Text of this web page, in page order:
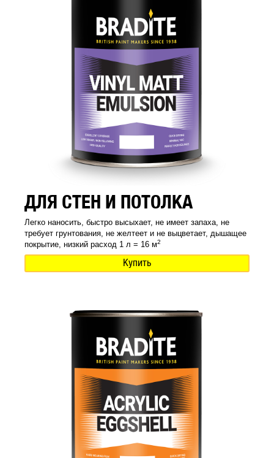
ДЛЯ СТЕН И ПОТОЛКА
Легко наносить, быстро высыхает, не имеет запаха, не
требует грунтования, не желтеет и не выцветает, дышащее
покрытие, низкий расход 1 л = 16 м2
Купить